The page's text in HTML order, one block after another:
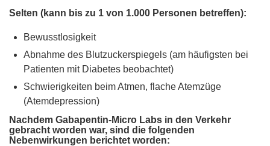
Selten (kann bis zu 1 von 1.000 Personen betreffen):
Bewusstlosigkeit
Abnahme des Blutzuckerspiegels (am häufigsten bei
Patienten mit Diabetes beobachtet)
Schwierigkeiten beim Atmen, flache Atemzüge
(Atemdepression)
Nachdem Gabapentin-Micro Labs in den Verkehr
gebracht worden war, sind die folgenden
Nebenwirkungen berichtet worden: